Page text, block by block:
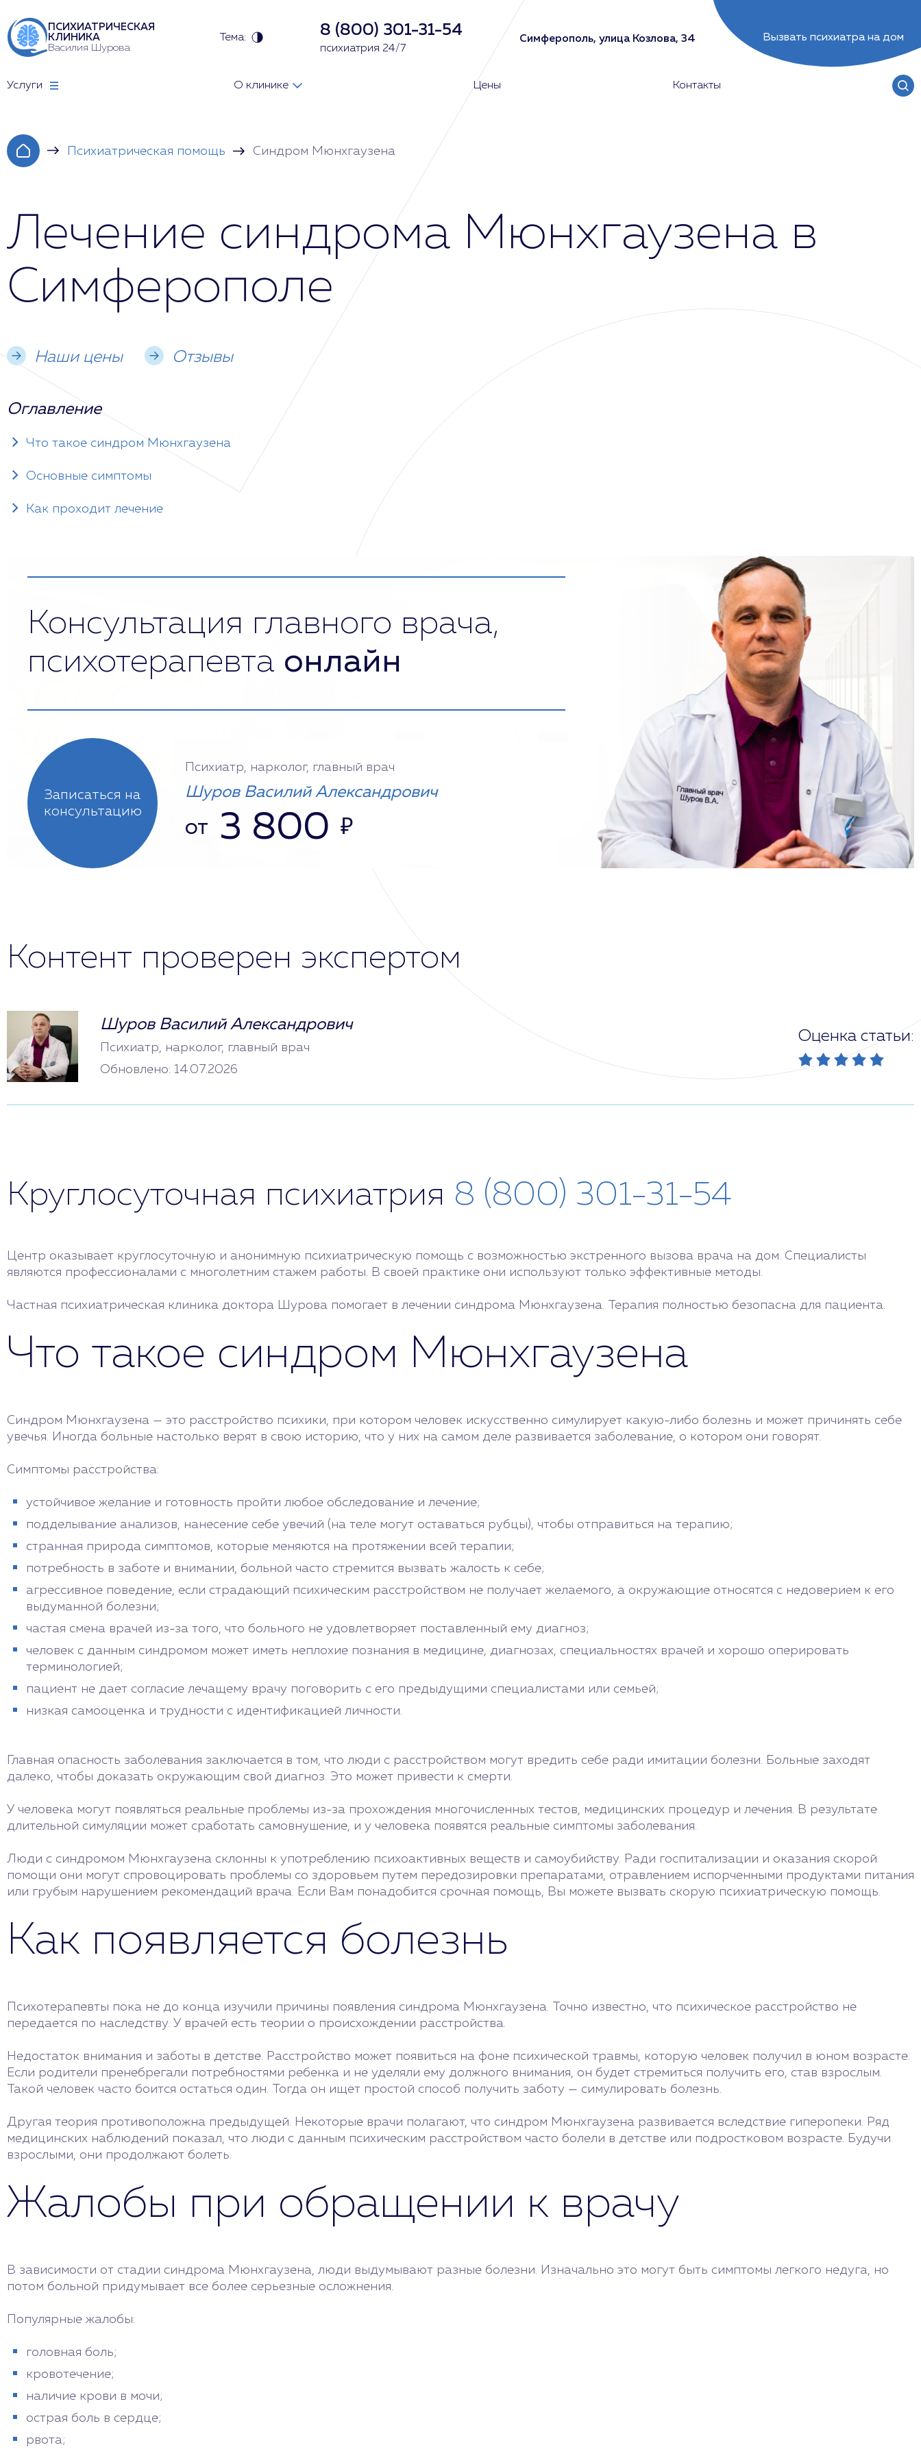
ПСИХИАТРИЧЕСКАЯ
КЛИНИКА
Василия Шурова
Тема: 8 (800) 301-31-54
психиатрия 24/7
Симферополь, улица Козлова, 34 Вызвать психиатра на дом
Услуги О клинике Цены Контакты
Психиатрическая помощь Синдром Мюнхгаузена
Лечение синдрома Мюнхгаузена в
Симферополе
Наши цены Отзывы
Оглавление
Что такое синдром Мюнхгаузена
Основные симптомы
Как проходит лечение
Консультация главного врача,
психотерапевта онлайн
Записаться на
консультацию
Психиатр, нарколог, главный врач
Шуров Василий Александрович
от 3 800 ₽
Контент проверен экспертом
Шуров Василий Александрович
Психиатр, нарколог, главный врач
Обновлено: 14.07.2026
Оценка статьи:
Круглосуточная психиатрия 8 (800) 301-31-54
Центр оказывает круглосуточную и анонимную психиатрическую помощь с возможностью экстренного вызова врача на дом. Специалисты
являются профессионалами с многолетним стажем работы. В своей практике они используют только эффективные методы.
Частная психиатрическая клиника доктора Шурова помогает в лечении синдрома Мюнхгаузена. Терапия полностью безопасна для пациента.
Что такое синдром Мюнхгаузена
Синдром Мюнхгаузена — это расстройство психики, при котором человек искусственно симулирует какую-либо болезнь и может причинять себе
увечья. Иногда больные настолько верят в свою историю, что у них на самом деле развивается заболевание, о котором они говорят.
Симптомы расстройства:
устойчивое желание и готовность пройти любое обследование и лечение;
подделывание анализов, нанесение себе увечий (на теле могут оставаться рубцы), чтобы отправиться на терапию;
странная природа симптомов, которые меняются на протяжении всей терапии;
потребность в заботе и внимании, больной часто стремится вызвать жалость к себе;
агрессивное поведение, если страдающий психическим расстройством не получает желаемого, а окружающие относятся с недоверием к его
выдуманной болезни;
частая смена врачей из-за того, что больного не удовлетворяет поставленный ему диагноз;
человек с данным синдромом может иметь неплохие познания в медицине, диагнозах, специальностях врачей и хорошо оперировать
терминологией;
пациент не дает согласие лечащему врачу поговорить с его предыдущими специалистами или семьей;
низкая самооценка и трудности с идентификацией личности.
Главная опасность заболевания заключается в том, что люди с расстройством могут вредить себе ради имитации болезни. Больные заходят
далеко, чтобы доказать окружающим свой диагноз. Это может привести к смерти.
У человека могут появляться реальные проблемы из-за прохождения многочисленных тестов, медицинских процедур и лечения. В результате
длительной симуляции может сработать самовнушение, и у человека появятся реальные симптомы заболевания.
Люди с синдромом Мюнхгаузена склонны к употреблению психоактивных веществ и самоубийству. Ради госпитализации и оказания скорой
помощи они могут спровоцировать проблемы со здоровьем путем передозировки препаратами, отравлением испорченными продуктами питания
или грубым нарушением рекомендаций врача. Если Вам понадобится срочная помощь, Вы можете вызвать скорую психиатрическую помощь.
Как появляется болезнь
Психотерапевты пока не до конца изучили причины появления синдрома Мюнхгаузена. Точно известно, что психическое расстройство не
передается по наследству. У врачей есть теории о происхождении расстройства.
Недостаток внимания и заботы в детстве. Расстройство может появиться на фоне психической травмы, которую человек получил в юном возрасте.
Если родители пренебрегали потребностями ребенка и не уделяли ему должного внимания, он будет стремиться получить его, став взрослым.
Такой человек часто боится остаться один. Тогда он ищет простой способ получить заботу — симулировать болезнь.
Другая теория противоположна предыдущей. Некоторые врачи полагают, что синдром Мюнхгаузена развивается вследствие гиперопеки. Ряд
медицинских наблюдений показал, что люди с данным психическим расстройством часто болели в детстве или подростковом возрасте. Будучи
взрослыми, они продолжают болеть.
Жалобы при обращении к врачу
В зависимости от стадии синдрома Мюнхгаузена, люди выдумывают разные болезни. Изначально это могут быть симптомы легкого недуга, но
потом больной придумывает все более серьезные осложнения.
Популярные жалобы:
головная боль;
кровотечение;
наличие крови в мочи;
острая боль в сердце;
рвота;